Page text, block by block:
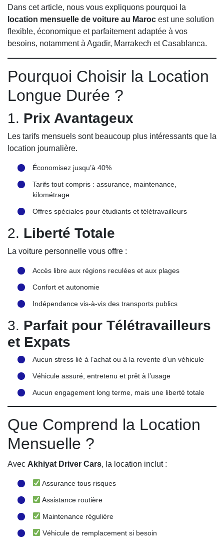
Dans cet article, nous vous expliquons pourquoi la
location mensuelle de voiture au Maroc est une solution
flexible, économique et parfaitement adaptée à vos
besoins, notamment à Agadir, Marrakech et Casablanca.
Pourquoi Choisir la Location
Longue Durée ?
1. Prix Avantageux
Les tarifs mensuels sont beaucoup plus intéressants que la
location journalière.
Économisez jusqu’à 40%
Tarifs tout compris : assurance, maintenance,
kilométrage
Offres spéciales pour étudiants et télétravailleurs
2. Liberté Totale
La voiture personnelle vous offre :
Accès libre aux régions reculées et aux plages
Confort et autonomie
Indépendance vis-à-vis des transports publics
3. Parfait pour Télétravailleurs
et Expats
Aucun stress lié à l’achat ou à la revente d’un véhicule
Véhicule assuré, entretenu et prêt à l’usage
Aucun engagement long terme, mais une liberté totale
Que Comprend la Location
Mensuelle ?
Avec Akhiyat Driver Cars, la location inclut :
Assurance tous risques
Assistance routière
Maintenance régulière
Véhicule de remplacement si besoin